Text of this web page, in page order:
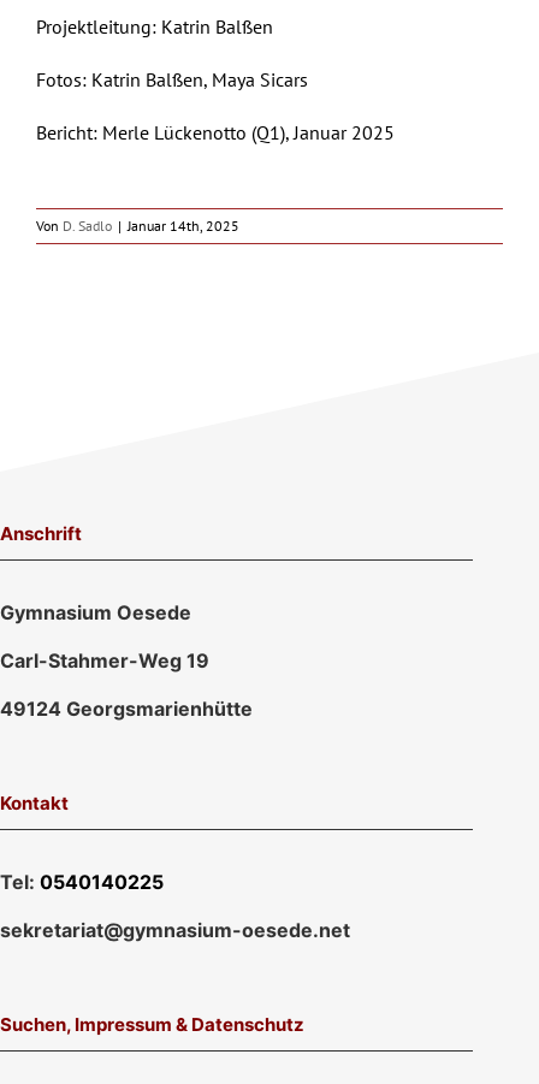
Projektleitung: Katrin Balßen
Fotos: Katrin Balßen, Maya Sicars
Bericht: Merle Lückenotto (Q1), Januar 2025
Von D. Sadlo | Januar 14th, 2025
Anschrift
Gymnasium Oesede
Carl-Stahmer-Weg 19
49124 Georgsmarienhütte
Kontakt
Tel: 0540140225
sekretariat@gymnasium-oesede.net
Suchen, Impressum & Datenschutz